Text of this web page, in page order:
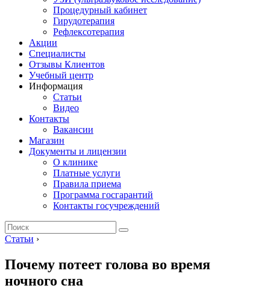
Процедурный кабинет
Гирудотерапия
Рефлексотерапия
Акции
Специалисты
Отзывы Клиентов
Учебный центр
Информация
Статьи
Видео
Контакты
Вакансии
Магазин
Документы и лицензии
О клинике
Платные услуги
Правила приема
Программа госгарантий
Контакты госучреждений
Статьи ›
Почему потеет голова во время
ночного сна